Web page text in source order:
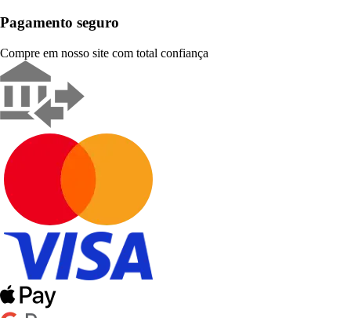
Pagamento seguro
Compre em nosso site com total confiança